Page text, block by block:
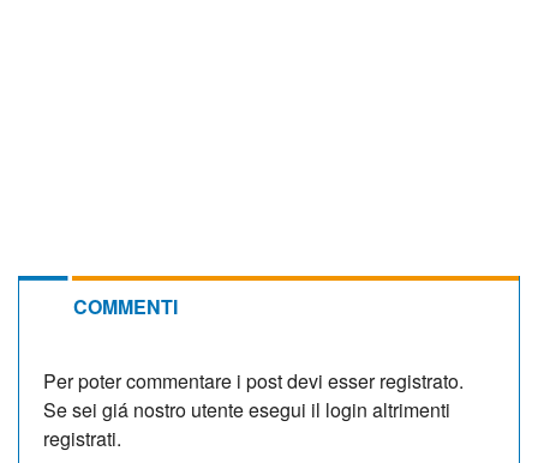
COMMENTI
Per poter commentare i post devi esser registrato.
Se sei giá nostro utente esegui il login altrimenti
registrati.